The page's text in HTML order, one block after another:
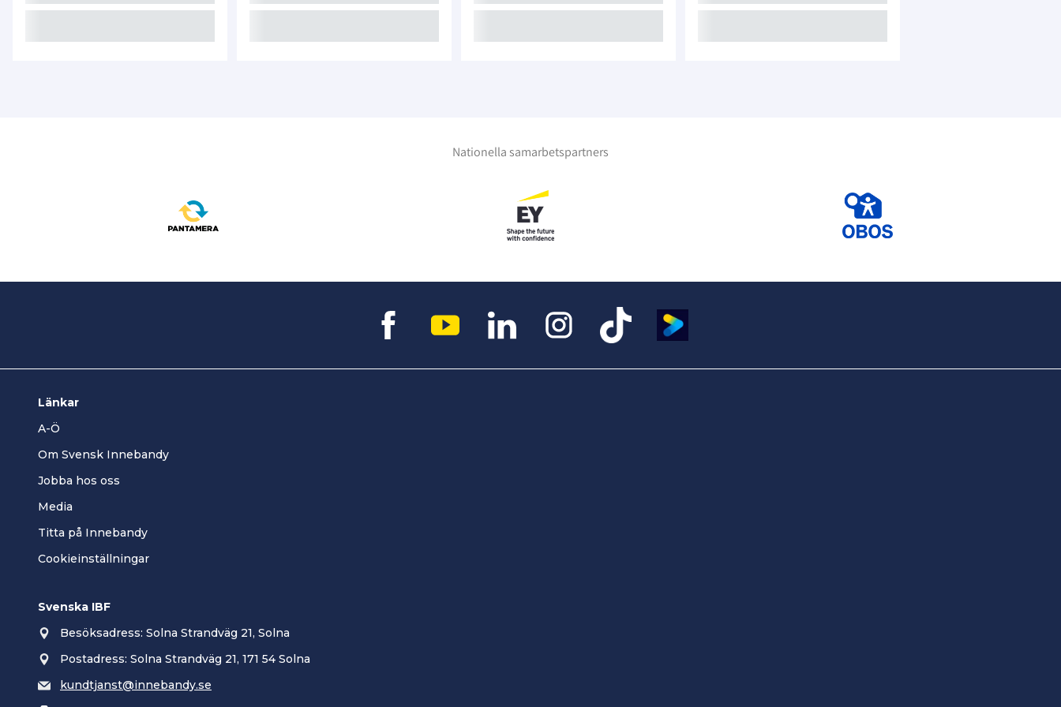
Nationella samarbetspartners
Länkar
A-Ö
Om Svensk Innebandy
Jobba hos oss
Media
Titta på Innebandy
Cookieinställningar
Svenska IBF
Besöksadress: Solna Strandväg 21, Solna
Postadress: Solna Strandväg 21, 171 54 Solna
kundtjanst@innebandy.se